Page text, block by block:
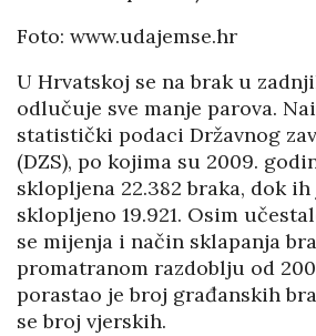
Foto: www.udajemse.hr
U Hrvatskoj se na brak u
odlučuje sve manje parova.
statistički podaci Državnog
(DZS), po kojima su 2009.
sklopljena 22.382 braka, dok ih
sklopljeno 19.921. Osim
se mijenja i način sklapanja
promatranom razdoblju od
porastao je broj građanskih
se broj vjerskih.